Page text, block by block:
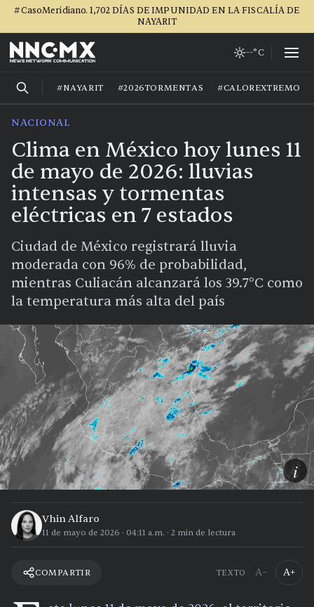
#CasoMeridiano. 1,702 DÍAS DE IMPUNIDAD EN LA FISCALÍA DE
NAYARIT
--°C
#NAYARIT #2026TORMENTAS #CALOREXTREMO
NACIONAL
Clima en México hoy lunes 11
de mayo de 2026: lluvias
intensas y tormentas
eléctricas en 7 estados
Ciudad de México registrará lluvia
moderada con 96% de probabilidad,
mientras Culiacán alcanzará los 39.7°C como
la temperatura más alta del país
i
Vhin Alfaro
11 de mayo de 2026 · 04:11 a.m. · 2 min de lectura
COMPARTIR TEXTO A− A+